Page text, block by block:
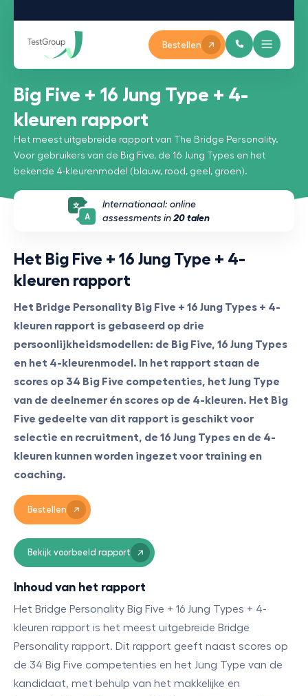
Bestellen
Big Five + 16 Jung Type + 4-
kleuren rapport
Het meest uitgebreide rapport van The Bridge Personality.
Voor gebruikers van de Big Five, de 16 Jung Types en het
bekende 4-kleurenmodel (blauw, rood, geel, groen).
Internationaal: online
assessments in 20 talen
Het Big Five + 16 Jung Type + 4-
kleuren rapport
Het Bridge Personality Big Five + 16 Jung Types + 4-
kleuren rapport is gebaseerd op drie
persoonlijkheidsmodellen: de Big Five, 16 Jung Types
en het 4-kleurenmodel. In het rapport staan de
scores op 34 Big Five competenties, het Jung Type
van de deelnemer én scores op de 4-kleuren. Het Big
Five gedeelte van dit rapport is geschikt voor
selectie en recruitment, de 16 Jung Types en de 4-
kleuren kunnen worden ingezet voor training en
coaching.
Bestellen
Bekijk voorbeeld rapport
Inhoud van het rapport
Het Bridge Personality Big Five + 16 Jung Types + 4-
kleuren rapport is het meest uitgebreide Bridge
Personality rapport. Dit rapport geeft naast scores op
de 34 Big Five competenties en het Jung Type van de
kandidaat, met behulp van het makkelijke en